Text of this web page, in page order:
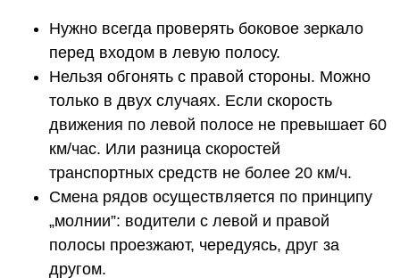
Нужно всегда проверять боковое зеркало
перед входом в левую полосу.
Нельзя обгонять с правой стороны. Можно
только в двух случаях. Если скорость
движения по левой полосе не превышает 60
км/час. Или разница скоростей
транспортных средств не более 20 км/ч.
Смена рядов осуществляется по принципу
„молнии”: водители с левой и правой
полосы проезжают, чередуясь, друг за
другом.